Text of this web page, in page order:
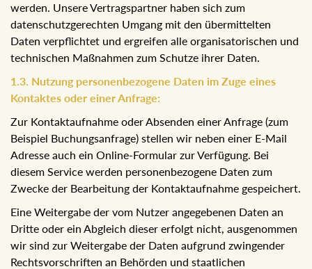
werden. Unsere Vertragspartner haben sich zum
datenschutzgerechten Umgang mit den übermittelten
Daten verpflichtet und ergreifen alle organisatorischen und
technischen Maßnahmen zum Schutze ihrer Daten.
1.3. Nutzung personenbezogene Daten im Zuge eines
Kontaktes oder einer Anfrage:
Zur Kontaktaufnahme oder Absenden einer Anfrage (zum
Beispiel Buchungsanfrage) stellen wir neben einer E-Mail
Adresse auch ein Online-Formular zur Verfügung. Bei
diesem Service werden personenbezogene Daten zum
Zwecke der Bearbeitung der Kontaktaufnahme gespeichert.
Eine Weitergabe der vom Nutzer angegebenen Daten an
Dritte oder ein Abgleich dieser erfolgt nicht, ausgenommen
wir sind zur Weitergabe der Daten aufgrund zwingender
Rechtsvorschriften an Behörden und staatlichen